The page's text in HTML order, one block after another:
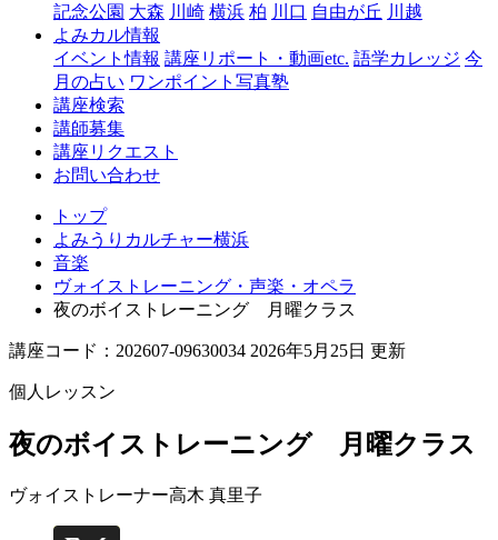
記念公園 大森 川崎 横浜 柏 川口 自由が丘 川越
よみカル情報
イベント情報 講座リポート・動画etc. 語学カレッジ 今
月の占い ワンポイント写真塾
講座検索
講師募集
講座リクエスト
お問い合わせ
トップ
よみうりカルチャー横浜
音楽
ヴォイストレーニング・声楽・オペラ
夜のボイストレーニング 月曜クラス
講座コード：202607-09630034 2026年5月25日 更新
個人レッスン
夜のボイストレーニング 月曜クラス
ヴォイストレーナー高木 真里子